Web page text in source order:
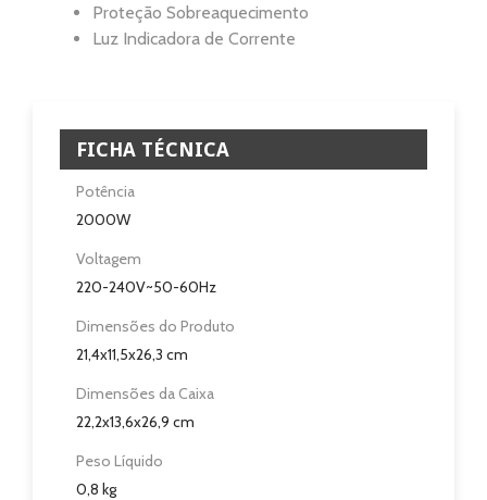
Home
Ventilação
Casa e Jardim
Casa de Banho
Eletrodomésticos
Proteção Sobreaquecimento
Luz Indicadora de Corrente
FICHA TÉCNICA
Potência
2000W
Voltagem
220-240V~50-60Hz
Dimensões do Produto
21,4x11,5x26,3 cm
Dimensões da Caixa
22,2x13,6x26,9 cm
Peso Líquido
0,8 kg